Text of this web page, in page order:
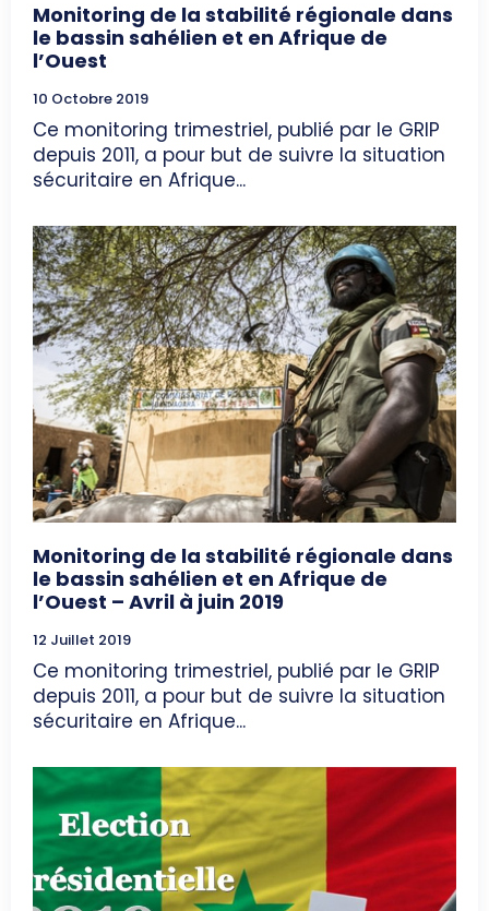
Monitoring de la stabilité régionale dans
le bassin sahélien et en Afrique de
l’Ouest
10 Octobre 2019
Ce monitoring trimestriel, publié par le GRIP
depuis 2011, a pour but de suivre la situation
sécuritaire en Afrique...
Monitoring de la stabilité régionale dans
le bassin sahélien et en Afrique de
l’Ouest – Avril à juin 2019
12 Juillet 2019
Ce monitoring trimestriel, publié par le GRIP
depuis 2011, a pour but de suivre la situation
sécuritaire en Afrique...